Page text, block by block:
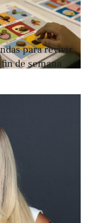
para revivir
de semana